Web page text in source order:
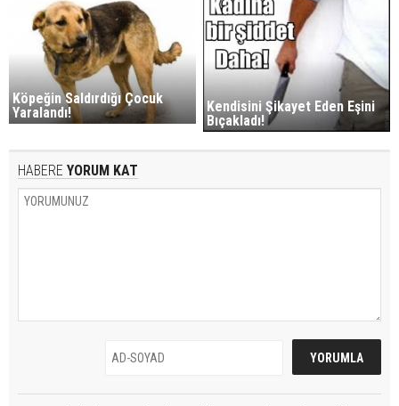
Köpeğin Saldırdığı Çocuk
Yaralandı!
Kendisini Şikayet Eden Eşini
Bıçakladı!
HABERE YORUM KAT